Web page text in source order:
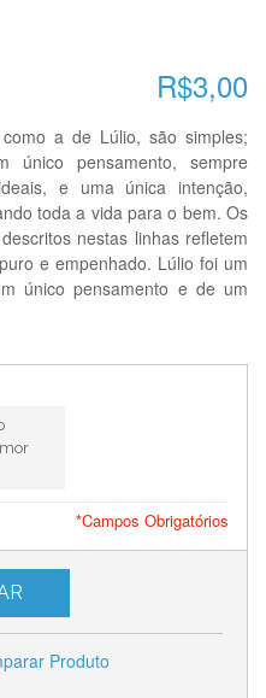
R$3,00
a de Lúlio, são simples;
pensamento, sempre
e uma única intenção,
toda a vida para o bem. Os
nestas linhas refletem
e empenhado. Lúlio foi um
único pensamento e de um
*Campos Obrigatórios
Produto